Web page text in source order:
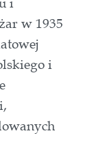
i
w 1935
i